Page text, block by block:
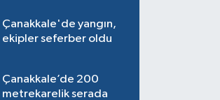
Çanakkale'de yangın,
ekipler seferber oldu
Çanakkale’de 200
metrekarelik serada